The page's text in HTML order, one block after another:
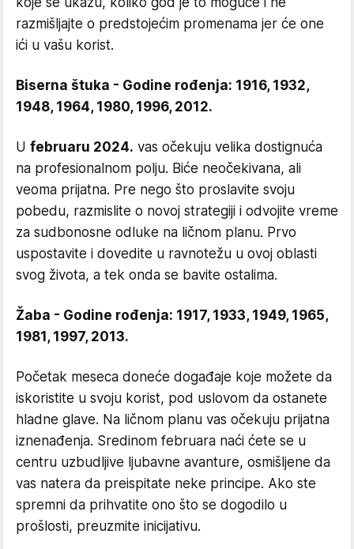
razmišljajte o predstojećim promenama jer će one
ići u vašu korist.
Biserna štuka - Godine rođenja: 1916, 1932,
1948, 1964, 1980, 1996, 2012.
U februaru 2024. vas očekuju velika dostignuća
na profesionalnom polju. Biće neočekivana, ali
veoma prijatna. Pre nego što proslavite svoju
pobedu, razmislite o novoj strategiji i odvojite vreme
za sudbonosne odluke na ličnom planu. Prvo
uspostavite i dovedite u ravnotežu u ovoj oblasti
svog života, a tek onda se bavite ostalima.
Žaba - Godine rođenja: 1917, 1933, 1949, 1965,
1981, 1997, 2013.
Početak meseca doneće događaje koje možete da
iskoristite u svoju korist, pod uslovom da ostanete
hladne glave. Na ličnom planu vas očekuju prijatna
iznenađenja. Sredinom februara naći ćete se u
centru uzbudljive ljubavne avanture, osmišljene da
vas natera da preispitate neke principe. Ako ste
spremni da prihvatite ono što se dogodilo u
prošlosti, preuzmite inicijativu.